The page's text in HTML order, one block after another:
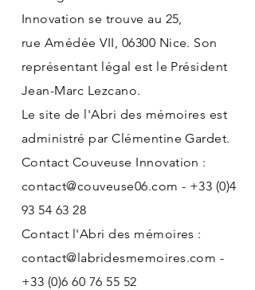
Innovation se trouve au 25,
rue Amédée VII, 06300 Nice. Son
représentant légal est le Président
Jean-Marc Lezcano.
Le site de l'Abri des mémoires est
administré par Clémentine Gardet.
Contact Couveuse Innovation :
contact@couveuse06.com - +33 (0)4
93 54 63 28
Contact l'Abri des mémoires :
contact@labridesmemoires.com -
+33 (0)6 60 76 55 52